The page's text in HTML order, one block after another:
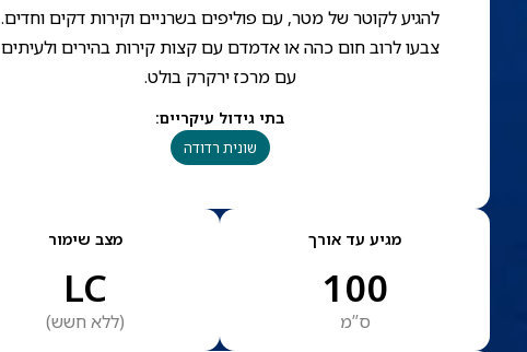
להגיע לקוטר של מטר, עם פוליפים בשרניים וקירות דקים וחדים.
צבעו לרוב חום כהה או אדמדם עם קצות קירות בהירים ולעיתים
עם מרכז ירקרק בולט.
בתי גידול עיקריים:
שונית רדודה
מגיע עד אורך
100
ס”מ
מצב שימור
LC
(ללא חשש)